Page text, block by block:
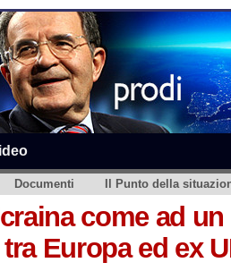
Documenti Il Punto della
come ad
Europa ed ex